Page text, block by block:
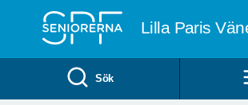
Lilla Paris
Sök